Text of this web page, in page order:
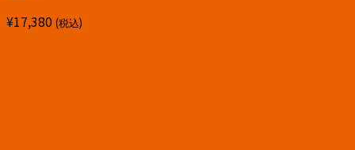
¥17,380 (税込)